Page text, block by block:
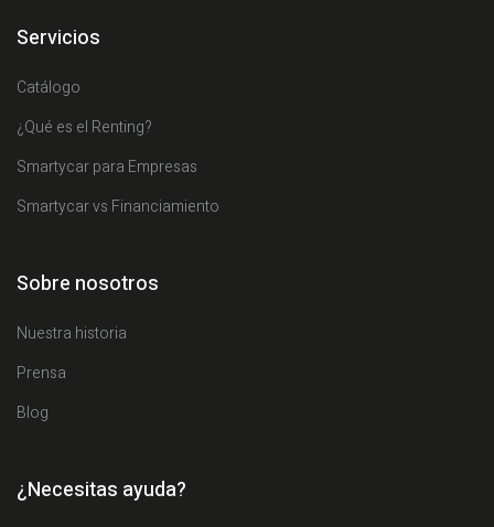
Servicios
Catálogo
¿Qué es el Renting?
Smartycar para Empresas
Smartycar vs Financiamiento
Sobre nosotros
Nuestra historia
Prensa
Blog
¿Necesitas ayuda?